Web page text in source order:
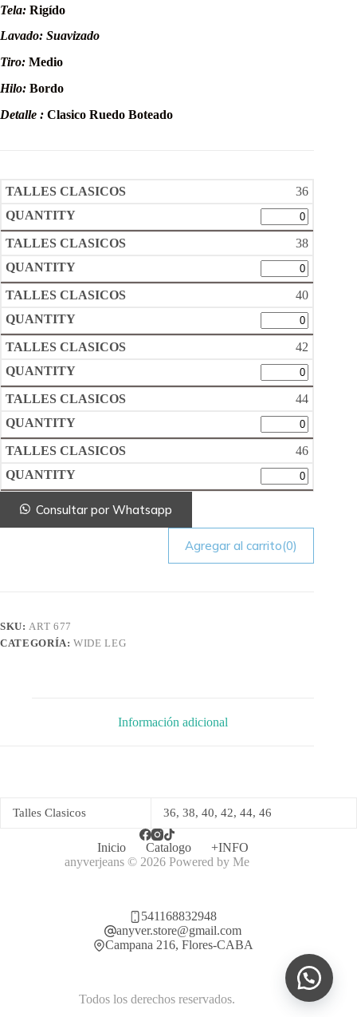
Tela: Rigído
Lavado: Suavizado
Tiro: Medio
Hilo: Bordo
Detalle : Clasico Ruedo Boteado
36
38
40
42
44
46
Consultar por Whatsapp
Agregar al carrito(0)
SKU: ART 677
CATEGORÍA:WIDE LEG
Información adicional
Talles Clasicos 36, 38, 40, 42, 44, 46
Inicio Catalogo
+INFO
anyverjeans © 2026 Powered byMe
541168832948
anyver.store@gmail.com
Campana 216, Flores-CABA
Todos los derechos reservados.